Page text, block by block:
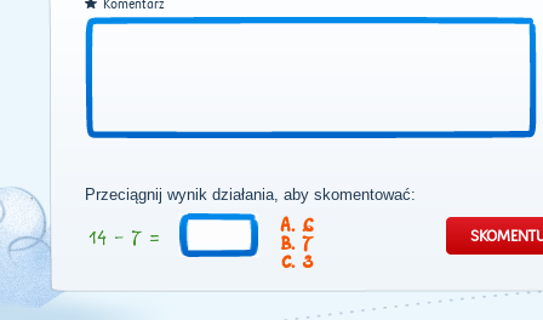
Komentarz
Przeciągnij wynik działania, aby skomentować:
6
7
3